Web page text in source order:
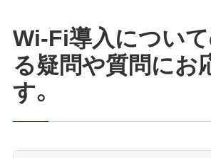
Wi-Fi導入につい
る疑問や質問にお
す。